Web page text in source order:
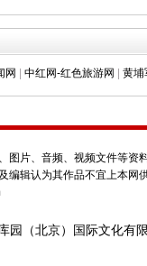
网 中红网-红色旅游网 黄埔
片、音频、视频文件等资
编辑认为其作品不宜上本
园（北京）国际文化